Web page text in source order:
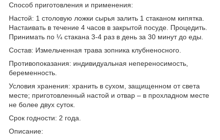
Способ приготовления и применения:
Настой: 1 столовую ложки сырья залить 1 стаканом кипятка.
Настаивать в течение 4 часов в закрытой посуде. Процедить.
Принимать по ¼ стакана 3-4 раз в день за 30 минут до еды.
Состав: Измельченная трава зопника клубненосного.
Противопоказания: индивидуальная непереносимость,
беременность.
Условия хранения: хранить в сухом, защищенном от света
месте; приготовленный настой и отвар – в прохладном месте
не более двух суток.
Срок годности: 2 года.
Описание: